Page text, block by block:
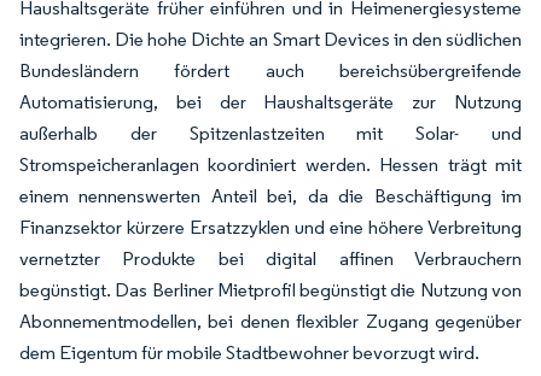
Haushaltsgeräte früher einführen und in Heimenergiesysteme
integrieren. Die hohe Dichte an Smart Devices in den südlichen
Bundesländern fördert auch bereichsübergreifende
Automatisierung, bei der Haushaltsgeräte zur Nutzung
außerhalb der Spitzenlastzeiten mit Solar- und
Stromspeicheranlagen koordiniert werden. Hessen trägt mit
einem nennenswerten Anteil bei, da die Beschäftigung im
Finanzsektor kürzere Ersatzzyklen und eine höhere Verbreitung
vernetzter Produkte bei digital affinen Verbrauchern
begünstigt. Das Berliner Mietprofil begünstigt die Nutzung von
Abonnementmodellen, bei denen flexibler Zugang gegenüber
dem Eigentum für mobile Stadtbewohner bevorzugt wird.